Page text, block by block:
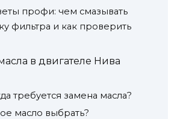
профи: чем смазывать
фильтра и как проверить
в двигателе Нива
требуется замена масла?
масло выбрать?